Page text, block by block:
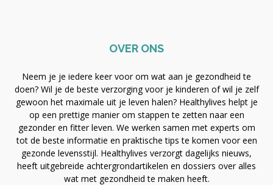
OVER ONS
Neem je je iedere keer voor om wat aan je gezondheid te
doen? Wil je de beste verzorging voor je kinderen of wil je zelf
gewoon het maximale uit je leven halen? Healthylives helpt je
op een prettige manier om stappen te zetten naar een
gezonder en fitter leven. We werken samen met experts om
tot de beste informatie en praktische tips te komen voor een
gezonde levensstijl. Healthylives verzorgt dagelijks nieuws,
heeft uitgebreide achtergrondartikelen en dossiers over alles
wat met gezondheid te maken heeft.